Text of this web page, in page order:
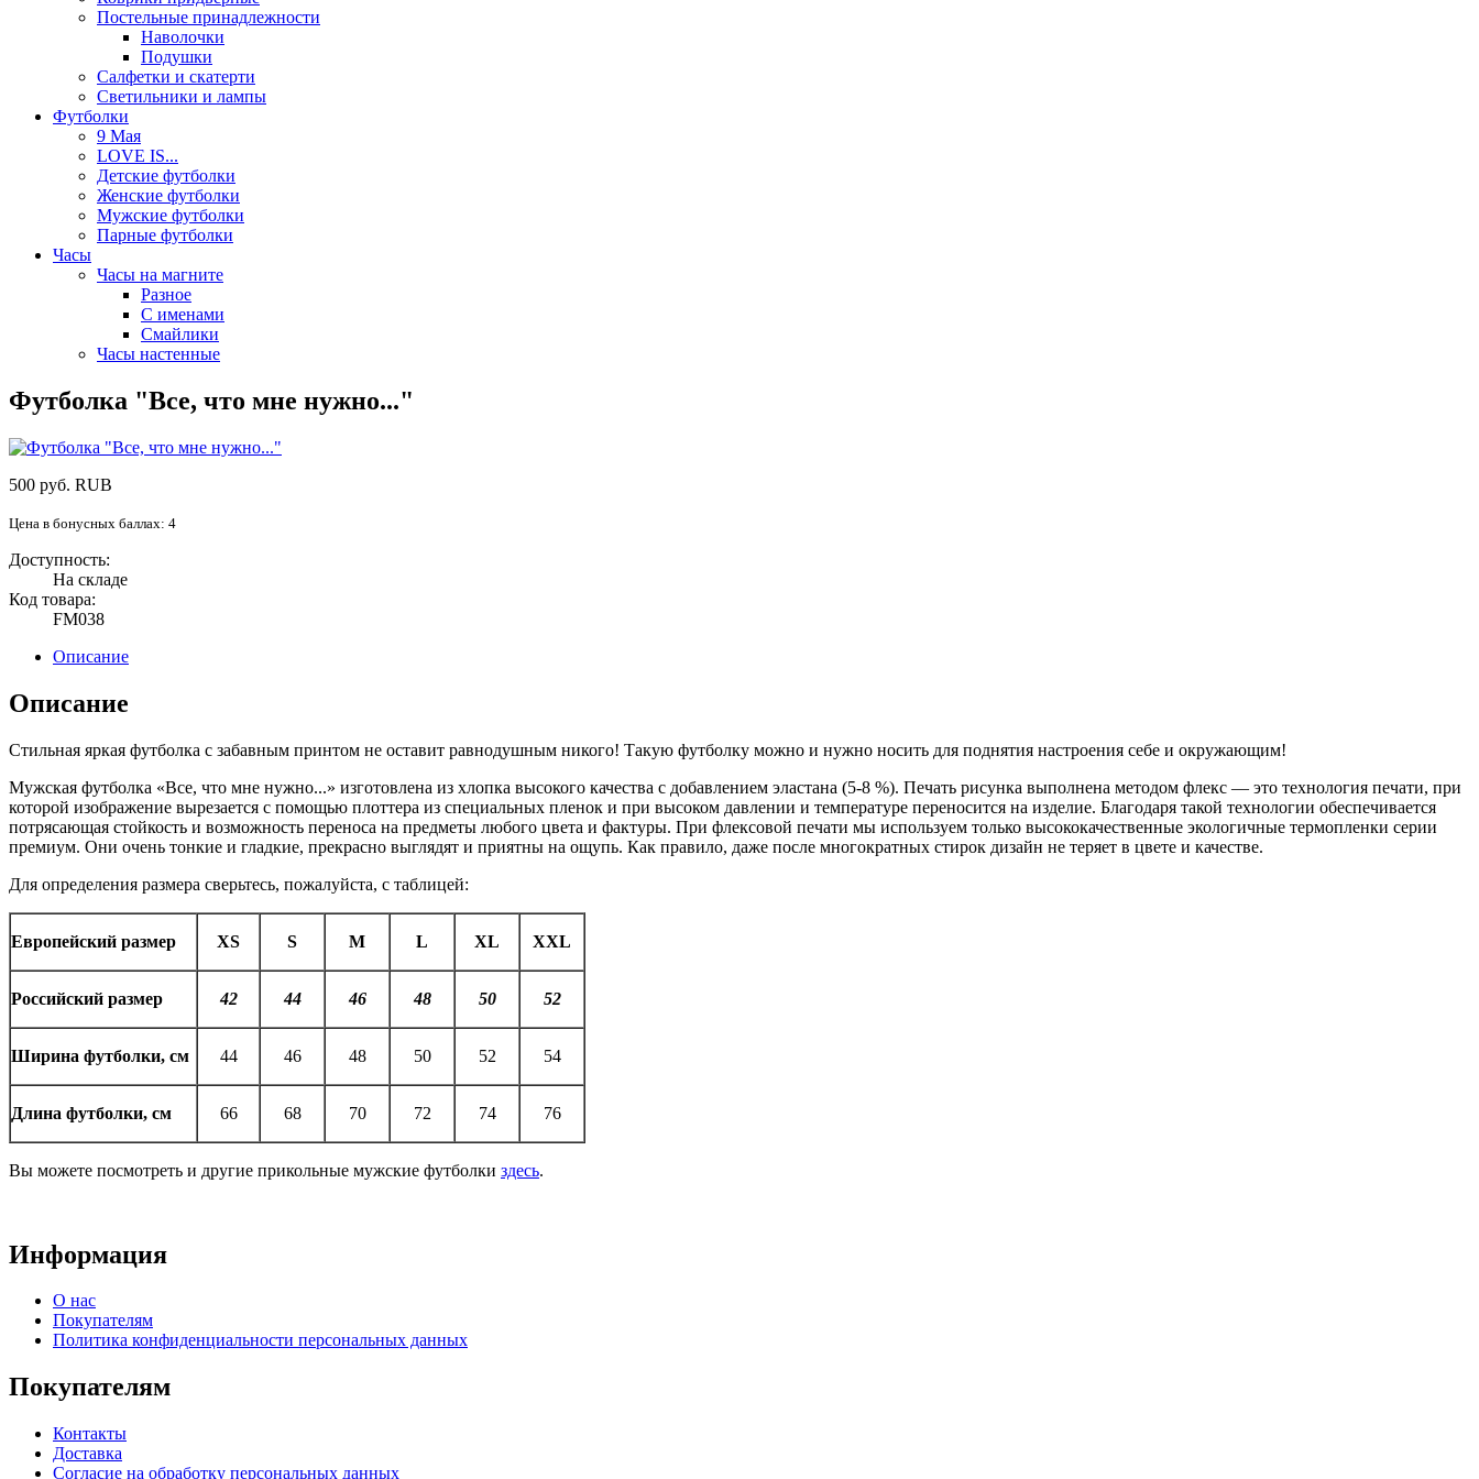
Постельные принадлежности
Наволочки
Подушки
Салфетки и скатерти
Светильники и лампы
Футболки
9 Мая
LOVE IS...
Детские футболки
Женские футболки
Мужские футболки
Парные футболки
Часы
Часы на магните
Разное
С именами
Смайлики
Часы настенные
Футболка "Все, что мне нужно..."
500 руб. RUB
Цена в бонусных баллах: 4
Доступность:
На складе
Код товара:
FM038
Описание
Описание
Стильная яркая футболка с забавным принтом не оставит равнодушным никого! Такую футболку можно и нужно носить для поднятия настроения себе и окружающим!
Мужская футболка «Все, что мне нужно...» изготовлена из хлопка высокого качества с добавлением эластана (5-8 %). Печать рисунка выполнена методом флекс — это технология печати, при
которой изображение вырезается с помощью плоттера из специальных пленок и при высоком давлении и температуре переносится на изделие. Благодаря такой технологии обеспечивается
потрясающая стойкость и возможность переноса на предметы любого цвета и фактуры. При флексовой печати мы используем только высококачественные экологичные термопленки серии
премиум. Они очень тонкие и гладкие, прекрасно выглядят и приятны на ощупь. Как правило, даже после многократных стирок дизайн не теряет в цвете и качестве.
Для определения размера сверьтесь, пожалуйста, с таблицей:
Европейский размер XS S M L XL XXL
Российский размер 42 44 46 48 50 52
Ширина футболки, см 44 46 48 50 52 54
Длина футболки, см 66 68 70 72 74 76
Вы можете посмотреть и другие прикольные мужские футболки здесь.
Информация
О нас
Покупателям
Политика конфиденциальности персональных данных
Покупателям
Контакты
Доставка
Согласие на обработку персональных данных